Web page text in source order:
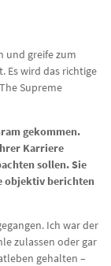
und greife zum
Es wird das richtige
Supreme
gekommen.
Karriere
sollen. Sie
objektiv berichten
Ich war der
zulassen oder gar
gehalten –